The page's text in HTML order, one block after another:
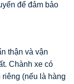
để đảm bảo
thận và vận
Chành xe có
riêng (nếu là hàng